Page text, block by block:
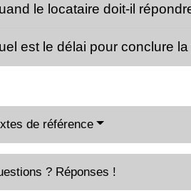
le locataire doit-il
est le délai pour conclure
de référence
? Réponses !